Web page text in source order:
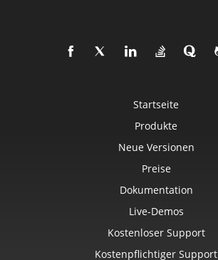
Startseite
Produkte
Neue Versionen
Preise
Dokumentation
Live-Demos
Kostenloser Support
Kostenpflichtiger Support